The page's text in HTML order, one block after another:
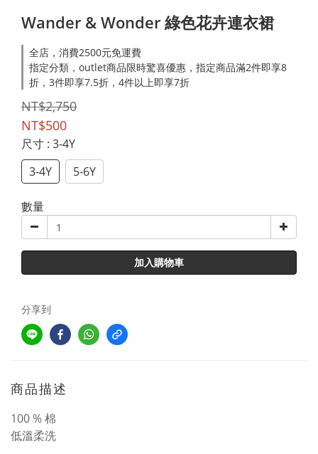
Wander & Wonder 綠色花卉連衣裙
全店，消費2500元免運費
指定分類，outlet商品限時驚喜優惠，指定商品滿2件即享8
折，3件即享7.5折，4件以上即享7折
NT$2,750
NT$500
尺寸 : 3-4Y
3-4Y
5-6Y
數量
加入購物車
分享到
商品描述
100 % 棉
低溫柔洗